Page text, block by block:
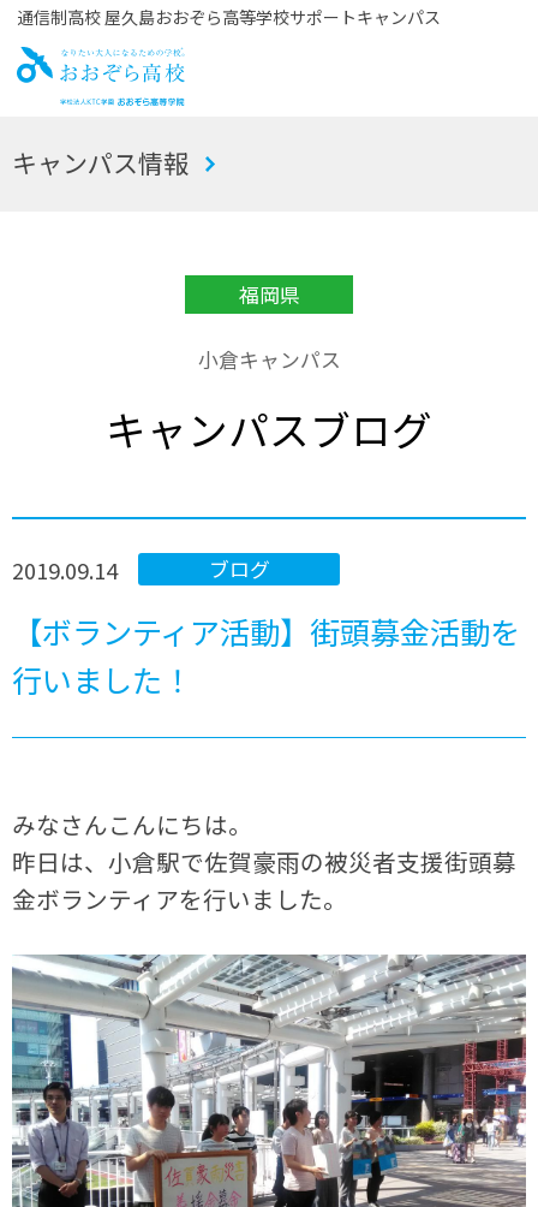
通信制高校 屋久島おおぞら高等学校サポートキャンパス
お
キャンパス情報
福岡県
小倉キャンパス
キャンパスブログ
ブログ
2019.09.14
【ボランティア活動】街頭募金活動を
行いました！
みなさんこんにちは。
昨日は、小倉駅で佐賀豪雨の被災者支援街頭募
金ボランティアを行いました。